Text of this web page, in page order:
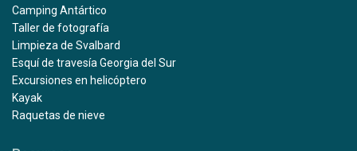
Camping Antártico
Taller de fotografía
Limpieza de Svalbard
Esquí de travesía Georgia del Sur
Excursiones en helicóptero
Kayak
Raquetas de nieve